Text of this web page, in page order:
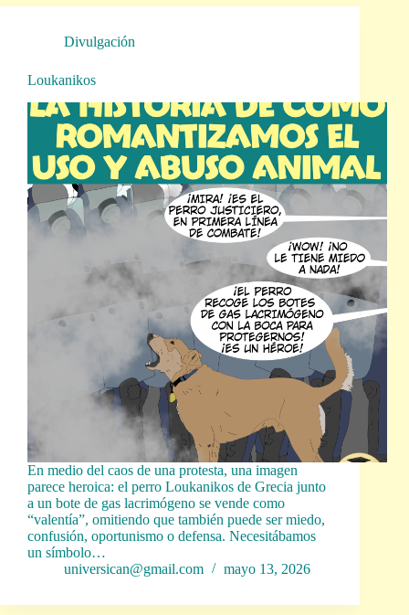
Divulgación
Loukanikos
En medio del caos de una protesta, una imagen
parece heroica: el perro Loukanikos de Grecia junto
a un bote de gas lacrimógeno se vende como
“valentía”, omitiendo que también puede ser miedo,
confusión, oportunismo o defensa. Necesitábamos
un símbolo…
universican@gmail.com
mayo 13, 2026